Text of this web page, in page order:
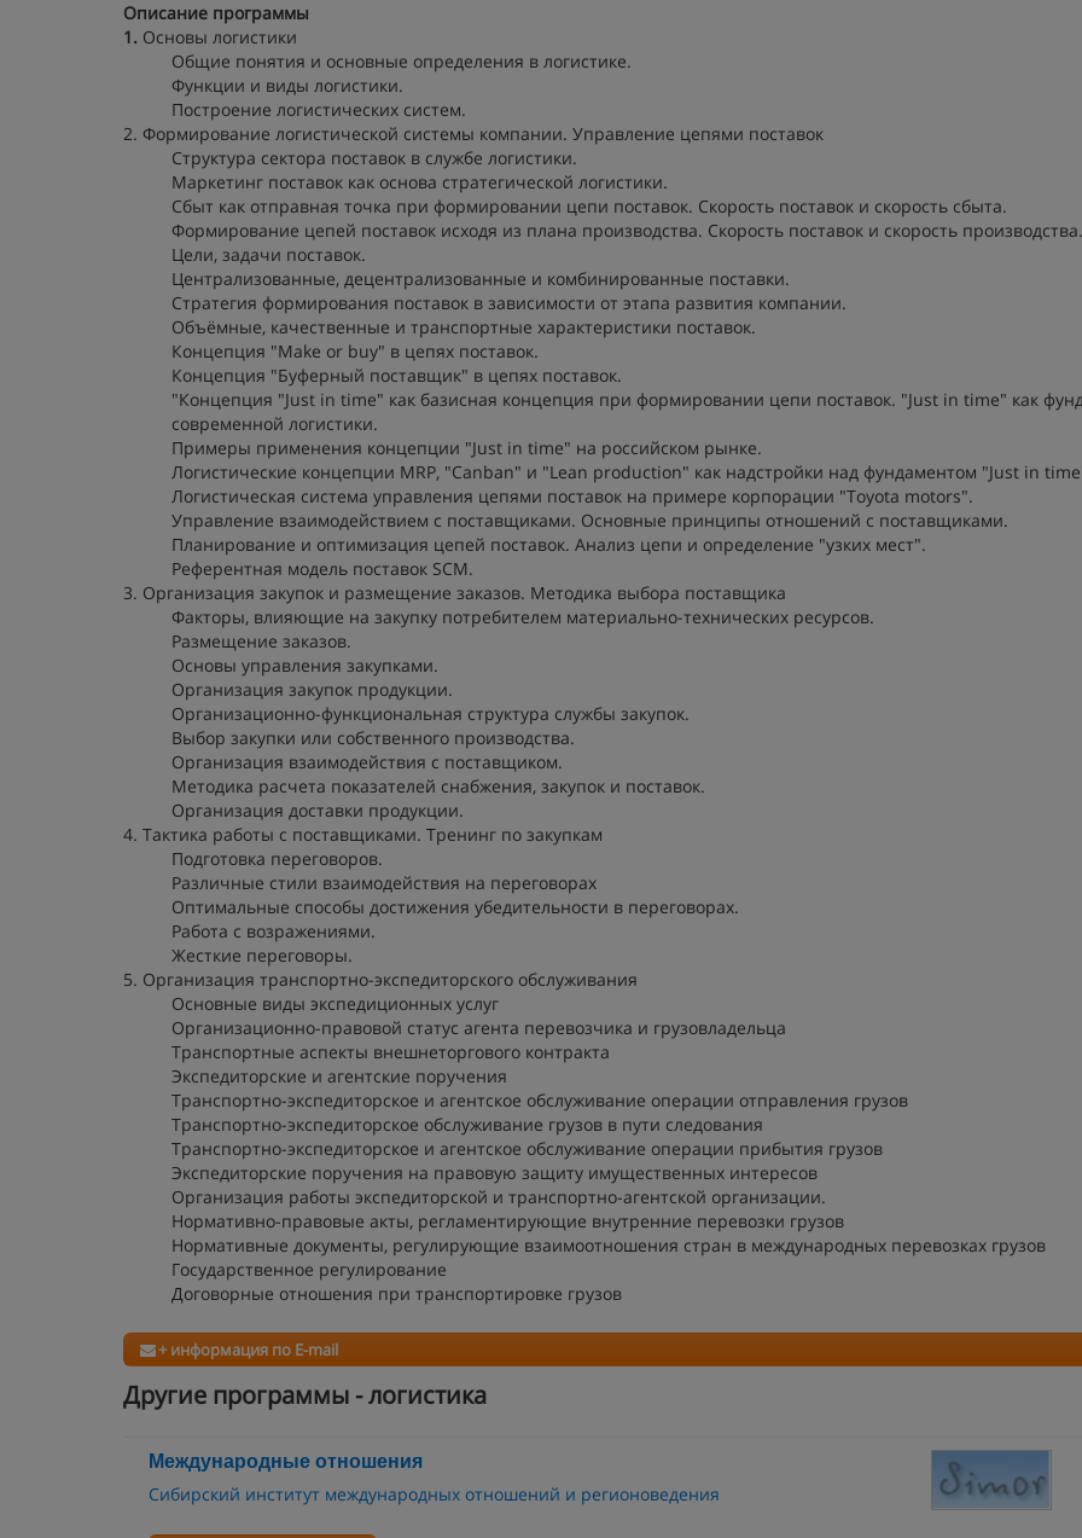
Описание программы
1. Основы логистики
Общие понятия и основные определения в логистике.
Функции и виды логистики.
Построение логистических систем.
2. Формирование логистической системы компании. Управление цепями поставок
Структура сектора поставок в службе логистики.
Маркетинг поставок как основа стратегической логистики.
Сбыт как отправная точка при формировании цепи поставок. Скорость поставок и скорость сбыта.
Формирование цепей поставок исходя из плана производства. Скорость поставок и скорость производства.
Цели, задачи поставок.
Централизованные, децентрализованные и комбинированные поставки.
Стратегия формирования поставок в зависимости от этапа развития компании.
Объёмные, качественные и транспортные характеристики поставок.
Концепция "Make or buy" в цепях поставок.
Концепция "Буферный поставщик" в цепях поставок.
"Концепция "Just in time" как базисная концепция при формировании цепи поставок. "Just in time" как
современной логистики.
Примеры применения концепции "Just in time" на российском рынке.
Логистические концепции MRP, "Canban" и "Lean production" как надстройки над фундаментом "Just in
Логистическая система управления цепями поставок на примере корпорации "Toyota motors".
Управление взаимодействием с поставщиками. Основные принципы отношений с поставщиками.
Планирование и оптимизация цепей поставок. Анализ цепи и определение "узких мест".
Референтная модель поставок SCM.
3. Организация закупок и размещение заказов. Методика выбора поставщика
Факторы, влияющие на закупку потребителем материально-технических ресурсов.
Размещение заказов.
Основы управления закупками.
Организация закупок продукции.
Организационно-функциональная структура службы закупок.
Выбор закупки или собственного производства.
Организация взаимодействия с поставщиком.
Методика расчета показателей снабжения, закупок и поставок.
Организация доставки продукции.
4. Тактика работы с поставщиками. Тренинг по закупкам
Подготовка переговоров.
Различные стили взаимодействия на переговорах
Оптимальные способы достижения убедительности в переговорах.
Работа с возражениями.
Жесткие переговоры.
5. Организация транспортно-экспедиторского обслуживания
Основные виды экспедиционных услуг
Организационно-правовой статус агента перевозчика и грузовладельца
Транспортные аспекты внешнеторгового контракта
Экспедиторские и агентские поручения
Транспортно-экспедиторское и агентское обслуживание операции отправления грузов
Транспортно-экспедиторское обслуживание грузов в пути следования
Транспортно-экспедиторское и агентское обслуживание операции прибытия грузов
Экспедиторские поручения на правовую защиту имущественных интересов
Организация работы экспедиторской и транспортно-агентской организации.
Нормативно-правовые акты, регламентирующие внутренние перевозки грузов
Нормативные документы, регулирующие взаимоотношения стран в международных перевозках грузов
Государственное регулирование
Договорные отношения при транспортировке грузов
+ информация по E-mail
Другие программы - логистика
Международные отношения
Сибирский институт международных отношений и регионоведения